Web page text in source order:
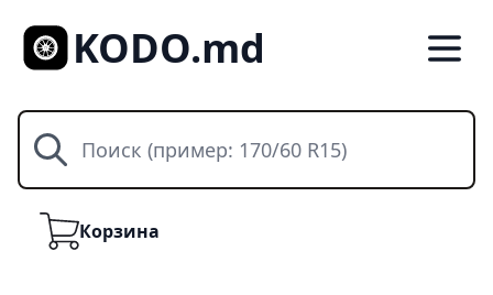
KODO.md
Поиск
КорзинаКорзина